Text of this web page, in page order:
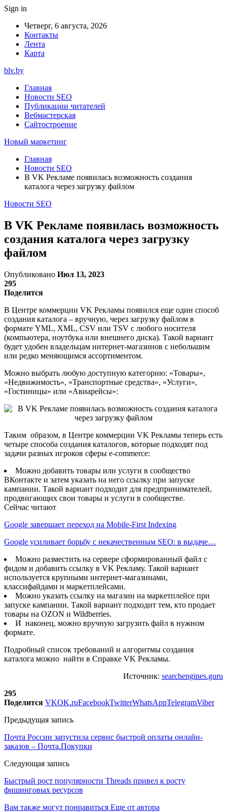
Sign in
Четверг, 6 августа, 2026
Контакты
Лента
Карта
blv.by
Главная
Новости SEO
Публикации читателей
Вебмастерская
Сайтостроение
Новый маркетинг
Главная
Новости SEO
В VK Рекламе появилась возможность создания
каталога через загрузку файлом
Новости SEO
В VK Рекламе появилась возможность
создания каталога через загрузку
файлом
Опубликовано Июл 13, 2023
295
Поделится
В Центре коммерции VK Рекламы появился еще один способ
создания каталога – вручную, через загрузку файлом в
формате YML, XML, CSV или TSV с любого носителя
(компьютера, ноутбука или внешнего диска). Такой вариант
будет удобен владельцам интернет-магазинов с небольшим
или редко меняющимся ассортиментом.
Можно выбрать любую доступную категорию: «Товары»,
«Недвижимость», «Транспортные средства», «Услуги»,
«Гостиницы» или «Авиарейсы»:
Таким образом, в Центре коммерции VK Рекламы теперь есть
четыре способа создания каталогов, которые подходят под
задачи разных игроков сферы e-commerce:
Можно добавить товары или услуги в сообщество
ВКонтакте и затем указать на него ссылку при запуске
кампании. Такой вариант подходит для предпринимателей,
продвигающих свои товары и услуги в сообществе.
Сейчас читают
Google завершает переход на Mobile-First Indexing
Google усиливает борьбу с некачественным SEO: в выдаче…
Можно разместить на сервере сформированный файл с
фидом и добавить ссылку в VK Рекламу. Такой вариант
используется крупными интернет-магазинами,
классифайдами и маркетплейсами.
Можно указать ссылку на магазин на маркетплейсе при
запуске кампании. Такой вариант подходит тем, кто продает
товары на OZON и Wildberries.
И наконец, можно вручную загрузить файл в нужном
формате.
Подробный список требований и алгоритмы создания
каталога можно найти в Справке VK Рекламы.
Источник: searchengines.guru
295
Поделится VKOK.ruFacebookTwitterWhatsAppTelegramViber
Предыдущая запись
Почта России запустила сервис быстрой оплаты онлайн-
заказов – Почта.Покупки
Следующая запись
Быстрый рост популярности Threads привел к росту
фишинговых ресурсов
Вам также могут понравиться Еще от автора